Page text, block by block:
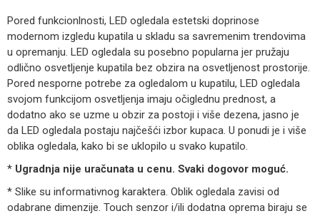
Pored funkcionlnosti, LED ogledala estetski doprinose
modernom izgledu kupatila u skladu sa savremenim trendovima
u opremanju. LED ogledala su posebno popularna jer pružaju
odlično osvetljenje kupatila bez obzira na osvetljenost prostorije.
Pored nesporne potrebe za ogledalom u kupatilu, LED ogledala
svojom funkcijom osvetljenja imaju očiglednu prednost, a
dodatno ako se uzme u obzir za postoji i više dezena, jasno je
da LED ogledala postaju najčešći izbor kupaca. U ponudi je i više
oblika ogledala, kako bi se uklopilo u svako kupatilo.
* Ugradnja nije uračunata u cenu. Svaki dogovor moguć.
* Slike su informativnog karaktera. Oblik ogledala zavisi od
odabrane dimenzije. Touch senzor i/ili dodatna oprema biraju se